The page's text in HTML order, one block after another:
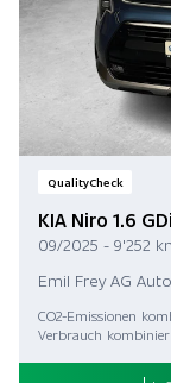
QualityCheck
KIA Niro 1.6
09/2025 - 9'252
Emil Frey AG
CO2-Emissionen
Verbrauch